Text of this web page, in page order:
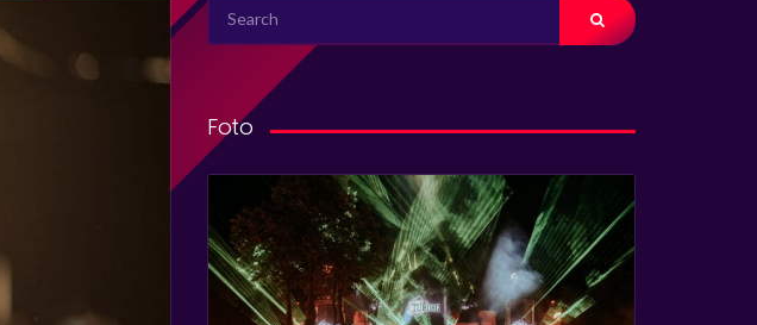
SEARCH
FOR:
Foto